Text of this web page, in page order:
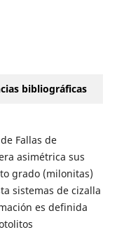
bibliográficas
Fallas de
asimétrica sus
grado (milonitas)
sistemas de cizalla
es definida